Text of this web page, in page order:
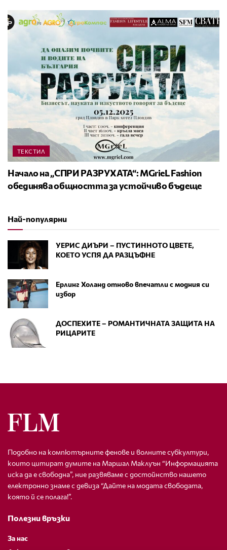
ТЕКСТИЛ
Начало на „СПРИ РАЗРУХАТА“: MGrieL Fashion
обединява общността за устойчиво бъдеще
Най-популярни
УЕРИС ДИЪРИ – ПУСТИННОТО ЦВЕТЕ,
КОЕТО УСПЯ ДА РАЗЦЪФНЕ
Ерлинг Холанд отново впечатли с модния си
избор
ДОСПЕХИТЕ – РОМАНТИЧНАТА ЗАЩИТА НА
РИЦАРИТЕ
Подобно на компютърните фенове и волните субкултури,
които цитират думите на Маршал Маклуън “Информацията
иска да е свободна”, ние развяваме с достойнство нашето
електронно знаме с девиза “Дайте на модата свободата,
която й се полага!”.
Полезни връзки
За нас